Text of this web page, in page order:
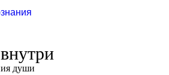
души